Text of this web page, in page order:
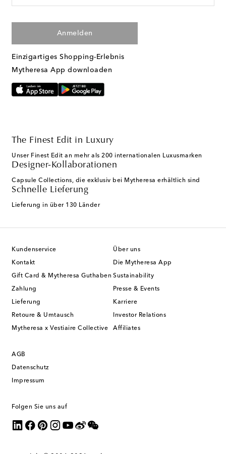
Anmelden
Einzigartiges Shopping-Erlebnis
Mytheresa App downloaden
The Finest Edit in Luxury
Unser Finest Edit an mehr als 200 internationalen Luxusmarken
Designer-Kollaborationen
Capsule Collections, die exklusiv bei Mytheresa erhältlich sind
Schnelle Lieferung
Lieferung in über 130 Länder
Kundenservice
Kontakt
Gift Card & Mytheresa Guthaben
Zahlung
Lieferung
Retoure & Umtausch
Mytheresa x Vestiaire Collective
Über uns
Die Mytheresa App
Sustainability
Presse & Events
Karriere
Investor Relations
Affiliates
AGB
Datenschutz
Impressum
Folgen Sie uns auf